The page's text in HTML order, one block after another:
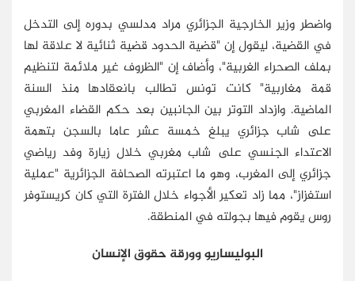
واضطر وزير الخارجية الجزائري مراد مدلسي بدوره إلى التدخل
في القضية، ليقول إن "قضية الحدود قضية ثنائية لا علاقة لها
بملف الصحراء الغربية"، وأضاف إن "الظروف غير ملائمة لتنظيم
قمة مغاربية" كانت تونس تطالب بانعقادها منذ السنة
الماضية. وازداد التوتر بين الجانبين بعد حكم القضاء المغربي
على شاب جزائري يبلغ خمسة عشر عاما بالسجن بتهمة
الاعتداء الجنسي على شاب مغربي خلال زيارة وفد رياضي
جزائري إلى المغرب، وهو ما اعتبرته الصحافة الجزائرية "عملية
استفزاز"، مما زاد تعكير الأجواء خلال الفترة التي كان كريستوفر
روس يقوم فيها بجولته في المنطقة.
البوليساريو وورقة حقوق الإنسان